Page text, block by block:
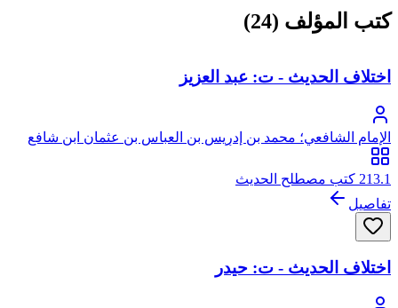
كتب المؤلف (24)
اختلاف الحديث - ت: عبد العزيز
الإمام الشافعي؛ محمد بن إدريس بن العباس بن عثمان ابن شافع
الهاشمي القرشي المطلبي، أبو عبد الله
213.1 كتب مصطلح الحديث
تفاصيل
اختلاف الحديث - ت: حيدر